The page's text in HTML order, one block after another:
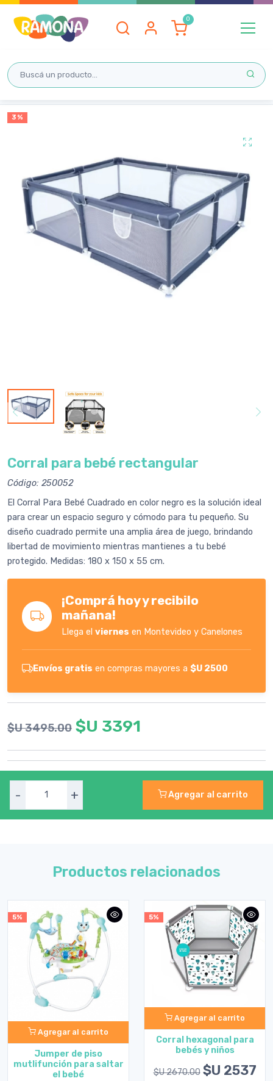
3 %
Corral para bebé rectangular
Código: 250052
El Corral Para Bebé Cuadrado en color negro es la solución ideal
para crear un espacio seguro y cómodo para tu pequeño. Su
diseño cuadrado permite una amplia área de juego, brindando
libertad de movimiento mientras mantienes a tu bebé
protegido. Medidas: 180 x 150 x 55 cm.
¡Comprá hoy y recibilo
mañana!
Llega elviernes en Montevideo y Canelones
Envíos gratis en compras mayores a $U 2500
$U 3495.00 $U 3391
- + Agregar al carrito
Productos relacionados
5%
Agregar al carrito
Jumper de piso
mutlifunción para saltar
el bebé
5%
Agregar al carrito
Corral hexagonal para
bebés y niños
$U 2670.00 $U 2537